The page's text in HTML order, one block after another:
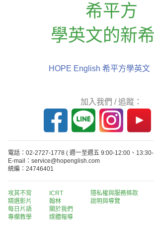
希平方
學英文的新
HOPE English 希平方學英文
加入我們 / 追蹤：
電話：02-2727-1778 ( 週一至週五 9:00-12:00、
E-mail：service@hopenglish.com
統編：24746401
攻其不背
精選影片
每日片語
專欄教學
ICRT
翰林
關於我們
媒體報導
隱私權與服務條款
說明與導覽